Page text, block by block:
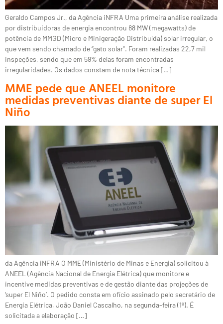
Geraldo Campos Jr., da Agência iNFRA Uma primeira análise realizada
por distribuidoras de energia encontrou 88 MW (megawatts) de
potência de MMGD (Micro e Minigeração Distribuída) solar irregular, o
que vem sendo chamado de “gato solar”. Foram realizadas 22,7 mil
inspeções, sendo que em 59% delas foram encontradas
irregularidades. Os dados constam de nota técnica […]
MME pede que ANEEL monitore
medidas preventivas diante de super El
Niño
da Agência iNFRA O MME (Ministério de Minas e Energia) solicitou à
ANEEL (Agência Nacional de Energia Elétrica) que monitore e
incentive medidas preventivas e de gestão diante das projeções de
‘super El Niño’. O pedido consta em ofício assinado pelo secretário de
Energia Elétrica, João Daniel Cascalho, na segunda-feira (1º). É
solicitada a elaboração […]